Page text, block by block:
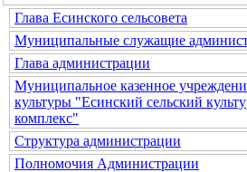
Глава Есинского сельсовета
Муниципальные служащие
Глава администрации
Муниципальное казенное
культуры "Есинский сельский
комплекс"
Структура администрации
Полномочия Администрации